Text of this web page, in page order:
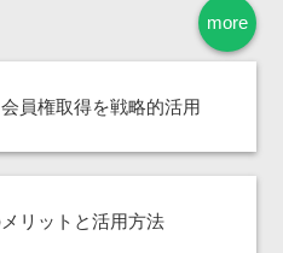
more
員権取得を戦略的活用
リットと活用方法